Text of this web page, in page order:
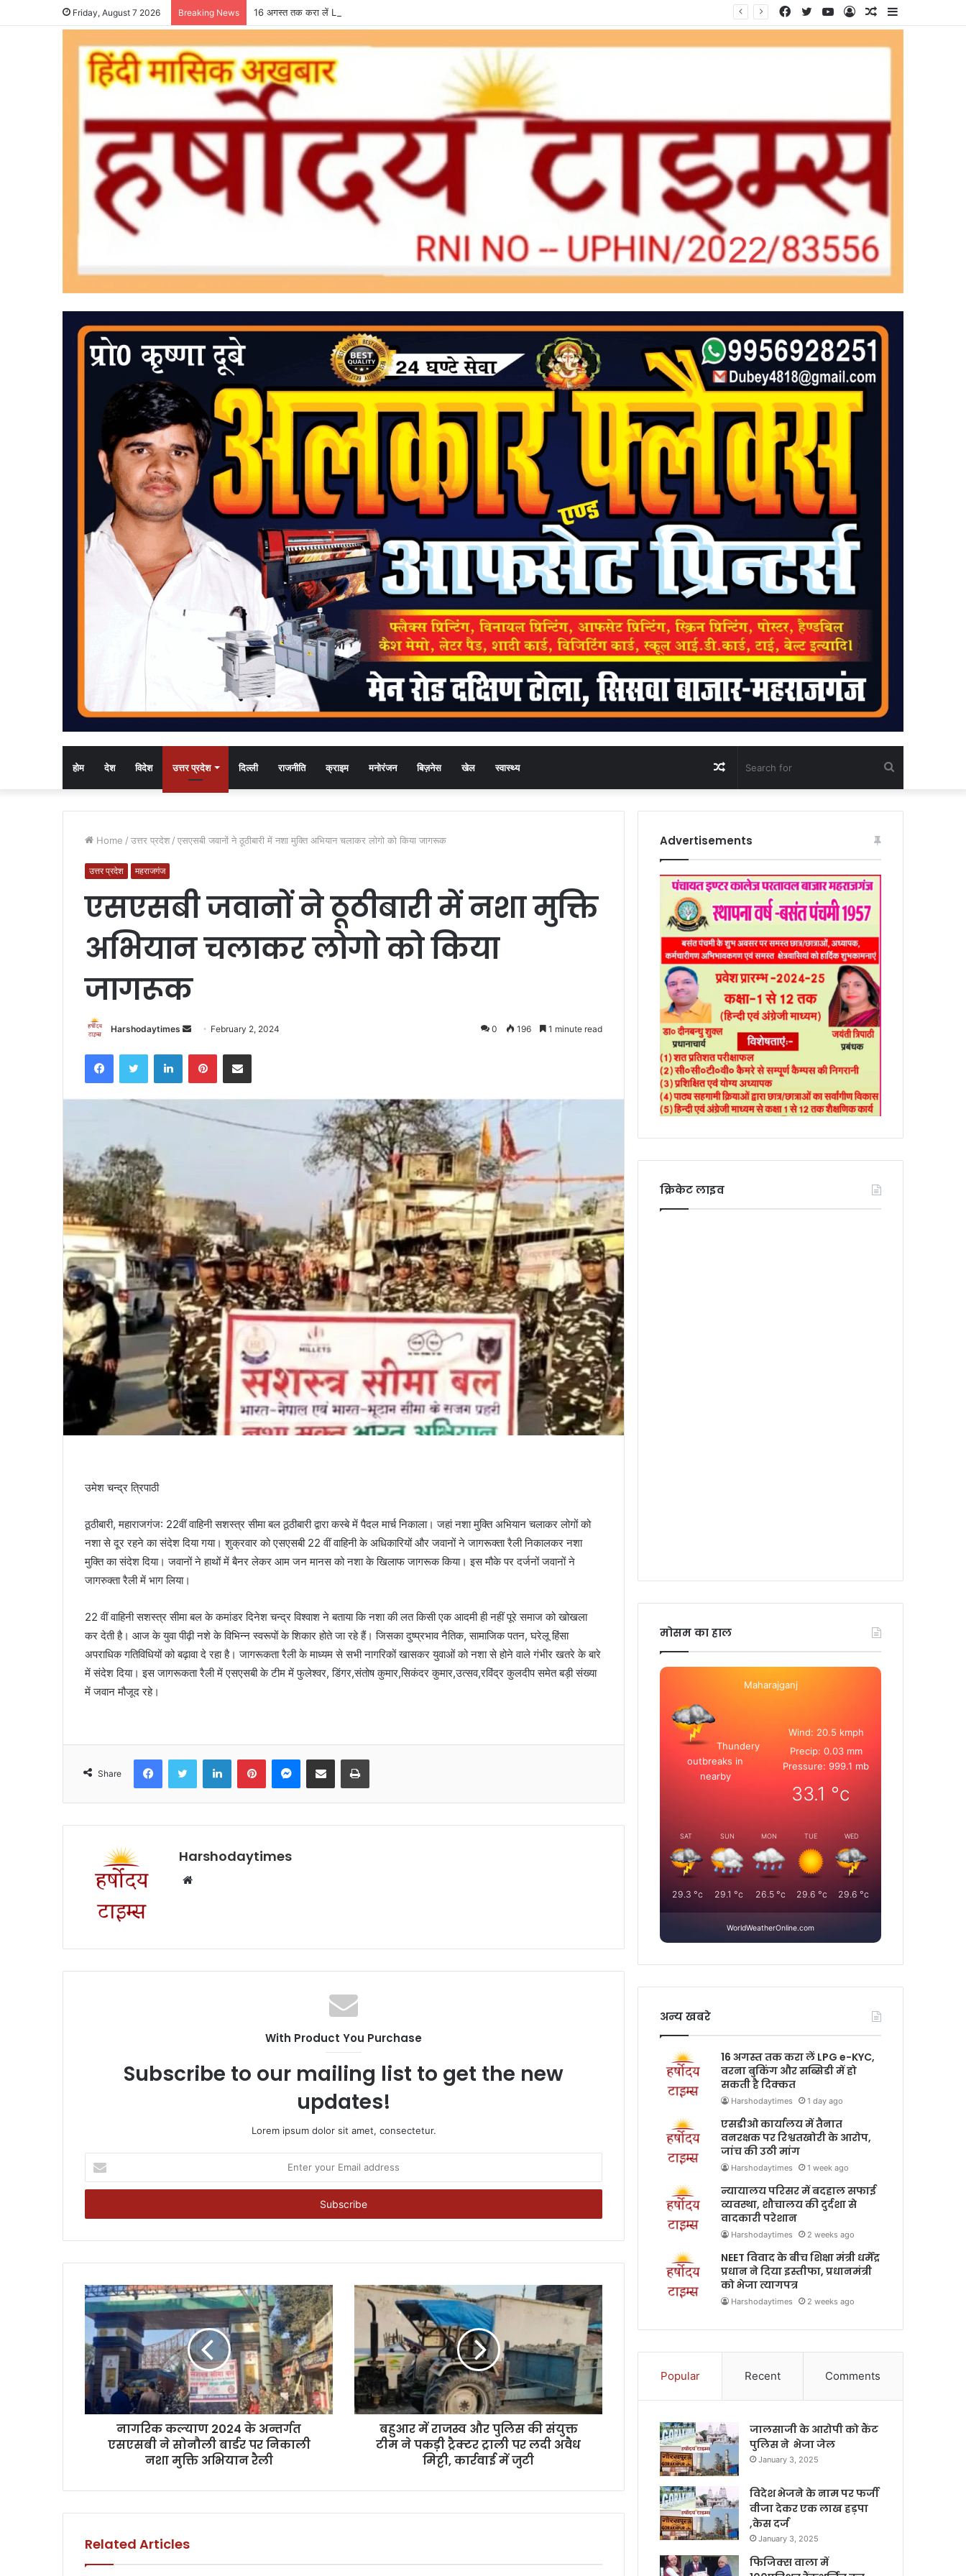
Friday, August 7 2026 Breaking News 16 अगस्त तक करा लें LPG e-KYC, वरना बुकिंग और सब्सिडी में हो सकती है दिक्कत Sidebar
Random
Log
YouTube
Twitter
Facebook
होम देश विदेश उत्तर प्रदेश दिल्ली राजनीति क्राइम मनोरंजन बिज़नेस खेल स्वास्थ्य
for
Random
Article
Home / उत्तर प्रदेश / एसएसबी जवानों ने ठूठीबारी में नशा मुक्ति अभियान चलाकर लोगो को किया जागरूक
उत्तर प्रदेश महराजगंज
एसएसबी जवानों ने ठूठीबारी में नशा मुक्ति
अभियान चलाकर लोगो को किया
जागरूक
Harshodaytimes
Send
email
February 2, 2024 0 196 1 minute read
FacebookTwitter LinkedInPinterestShare via Email
उमेश चन्द्र त्रिपाठी
ठूठीबारी, महाराजगंज: 22वीं वाहिनी सशस्त्र सीमा बल ठूठीबारी द्वारा कस्बे में पैदल मार्च निकाला। जहां नशा मुक्ति अभियान चलाकर लोगों को
नशा से दूर रहने का संदेश दिया गया। शुक्रवार को एसएसबी 22 वीं वाहिनी के अधिकारियों और जवानों ने जागरूक्ता रैली निकालकर नशा
मुक्ति का संदेश दिया। जवानों ने हाथों में बैनर लेकर आम जन मानस को नशा के खिलाफ जागरूक किया। इस मौके पर दर्जनों जवानों ने
जागरुक्ता रैली में भाग लिया।
22 वीं वाहिनी सशस्त्र सीमा बल के कमांडर दिनेश चन्द्र विश्वाश ने बताया कि नशा की लत किसी एक आदमी ही नहीं पूरे समाज को खोखला
कर देती है। आज के युवा पीढ़ी नशे के विभिन्न स्वरूपों के शिकार होते जा रहे हैं। जिसका दुष्प्रभाव नैतिक, सामाजिक पतन, घरेलू हिंसा
अपराधिक गतिविधियों को बढ़ावा दे रहा है। जागरूकता रैली के माध्यम से सभी नागरिकों खासकर युवाओं को नशा से होने वाले गंभीर खतरे के बारे
में संदेश दिया। इस जागरूकता रैली में एसएसबी के टीम में फुलेश्वर, डिंगर,संतोष कुमार,सिकंदर कुमार,उत्सव,रविंद्र कुलदीप समेत बड़ी संख्या
में जवान मौजूद रहे।
Share
FacebookTwitter LinkedInPinterestMessenger
Share via Email Print
Harshodaytimes
Website
With Product You Purchase
Subscribe to our mailing list to get the new
updates!
Lorem ipsum dolor sit amet, consectetur.
your
Email
नागरिक कल्याण 2024 के अन्तर्गत
एसएसबी ने सोनौली बार्डर पर निकाली
नशा मुक्ति अभियान रैली
बहुआर में राजस्व और पुलिस की संयुक्त
टीम ने पकड़ी ट्रैक्टर ट्राली पर लदी अवैध
मिट्टी, कार्रवाई में जुटी
Related Articles
Advertisements
क्रिकेट लाइव
मोसम का हाल
Maharajganj
Thundery
outbreaks in
nearby
Wind: 20.5 kmph
Precip: 0.03 mm
Pressure: 999.1 mb
33.1 °c
SAT
29.3 °c
SUN
29.1 °c
MON
26.5°c
TUE
29.6 °c
WED
29.6 °c
WorldWeatherOnline.com
अन्य खबरे
16 अगस्त तक करा लें LPG e-KYC,
वरना बुकिंग और सब्सिडी में हो
सकती है दिक्कत
Harshodaytimes 1 day ago
एसडीओ कार्यालय में तैनात
वनरक्षक पर रिश्वतखोरी के आरोप,
जांच की उठी मांग
Harshodaytimes 1 week ago
न्यायालय परिसर में बदहाल सफाई
व्यवस्था, शौचालय की दुर्दशा से
वादकारी परेशान
Harshodaytimes 2 weeks ago
NEET विवाद के बीच शिक्षा मंत्री धर्मेंद्र
प्रधान ने दिया इस्तीफा, प्रधानमंत्री
को भेजा त्यागपत्र
Harshodaytimes 2 weeks ago
Popular Recent Comments
जालसाजी के आरोपी को कैंट
पुलिस ने भेजा जेल
January 3, 2025
विदेश भेजने के नाम पर फर्जी
वीजा देकर एक लाख हड़पा
,केस दर्ज
January 3, 2025
फिजिक्स वाला में